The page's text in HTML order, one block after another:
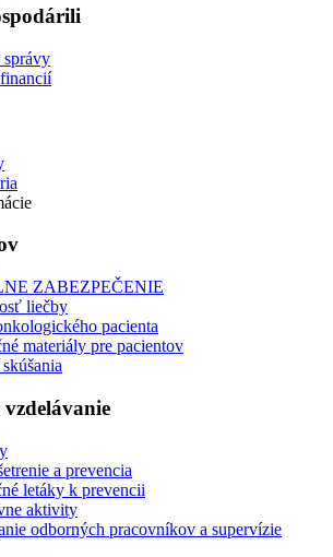
ZABEZPEČENIE
liečby
pacienta
materiály pre pacientov
a prevencia
letáky k prevencii
aktivity
odborných pracovníkov a supervízie